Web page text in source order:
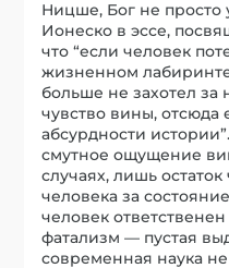
Ницше, Бог не просто
Ионеско в эссе,
что “если человек
жизненном
больше не захотел за
чувство вины, отсюда
абсурдности
смутное ощущение
случаях, лишь остаток
человека за
человек
фатализм — пустая
современная наука